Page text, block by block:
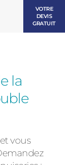
VOTRE
DEVIS
GRATUIT
la
vous